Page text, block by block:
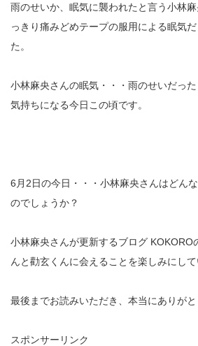
雨のせいか、眠気に襲われたと言う小林
っきり痛みどめテープの服用による眠気
た。
小林麻央さんの眠気・・・雨のせいだっ
気持ちになる今日この頃です。
6月2日の今日・・・小林麻央さんはどん
のでしょうか？
小林麻央さんが更新するブログ KOKORO
んと勸玄くんに会えることを楽しみにして
最後までお読みいただき、本当にありがと
スポンサーリンク